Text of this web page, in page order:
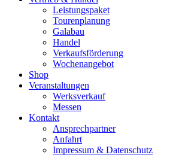
Leistungspaket
Tourenplanung
Galabau
Handel
Verkaufsförderung
Wochenangebot
Shop
Veranstaltungen
Werksverkauf
Messen
Kontakt
Ansprechpartner
Anfahrt
Impressum & Datenschutz